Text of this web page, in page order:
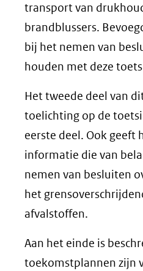
transport van
brandblussers.
bij het nemen van
houden met deze
Het tweede deel van
toelichting op de
eerste deel. Ook geeft
informatie die van
nemen van besluiten
het
afvalstoffen.
Aan het einde is
toekomstplannen zijn